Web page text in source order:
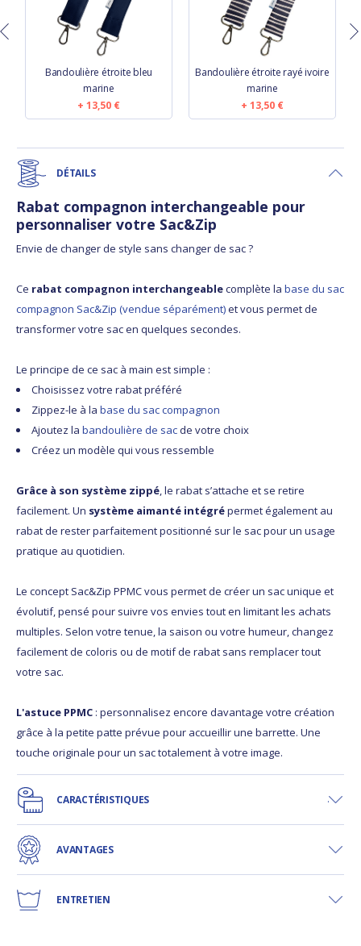
Bandoulière étroite bleu
marine
13,50 €
Bandoulière étroite rayé ivoire
marine
13,50 €
DÉTAILS
Rabat compagnon interchangeable pour
personnaliser votre Sac&Zip
Envie de changer de style sans changer de sac ?
Ce rabat compagnon interchangeablecomplète la base du sac
compagnon Sac&Zip (vendue séparément)et vous permet de
transformer votre sac en quelques secondes.
Le principe de ce sac à main est simple :
Choisissez votre rabat préféré
Zippez-le à la base du sac compagnon
Ajoutez la bandoulière de sacde votre choix
Créez un modèle qui vous ressemble
Grâce à son système zippé, le rabat s’attache et se retire
facilement. Un système aimanté intégrépermet également au
rabat de rester parfaitement positionné sur le sac pour un usage
pratique au quotidien.
Le concept Sac&Zip PPMC vous permet de créer un sac unique et
évolutif, pensé pour suivre vos envies tout en limitant les achats
multiples. Selon votre tenue, la saison ou votre humeur, changez
facilement de coloris ou de motif de rabat sans remplacer tout
votre sac.
L'astuce PPMC : personnalisez encore davantage votre création
grâce à la petite patte prévue pour accueillir une barrette. Une
touche originale pour un sac totalement à votre image.
CARACTÉRISTIQUES
AVANTAGES
ENTRETIEN